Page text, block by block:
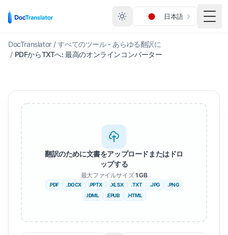
日本語
メニ
DocTranslator / すべてのツール - あらゆる翻訳に
/ PDFからTXTへ: 最高のオンラインコンバーター
翻訳のために文書をアップロードまたはドロ
ップする
最大ファイルサイズ1 GB
.PDF .DOCX .PPTX .XLSX .TXT .JPG
.PNG
.IDML
.EPUB .HTML